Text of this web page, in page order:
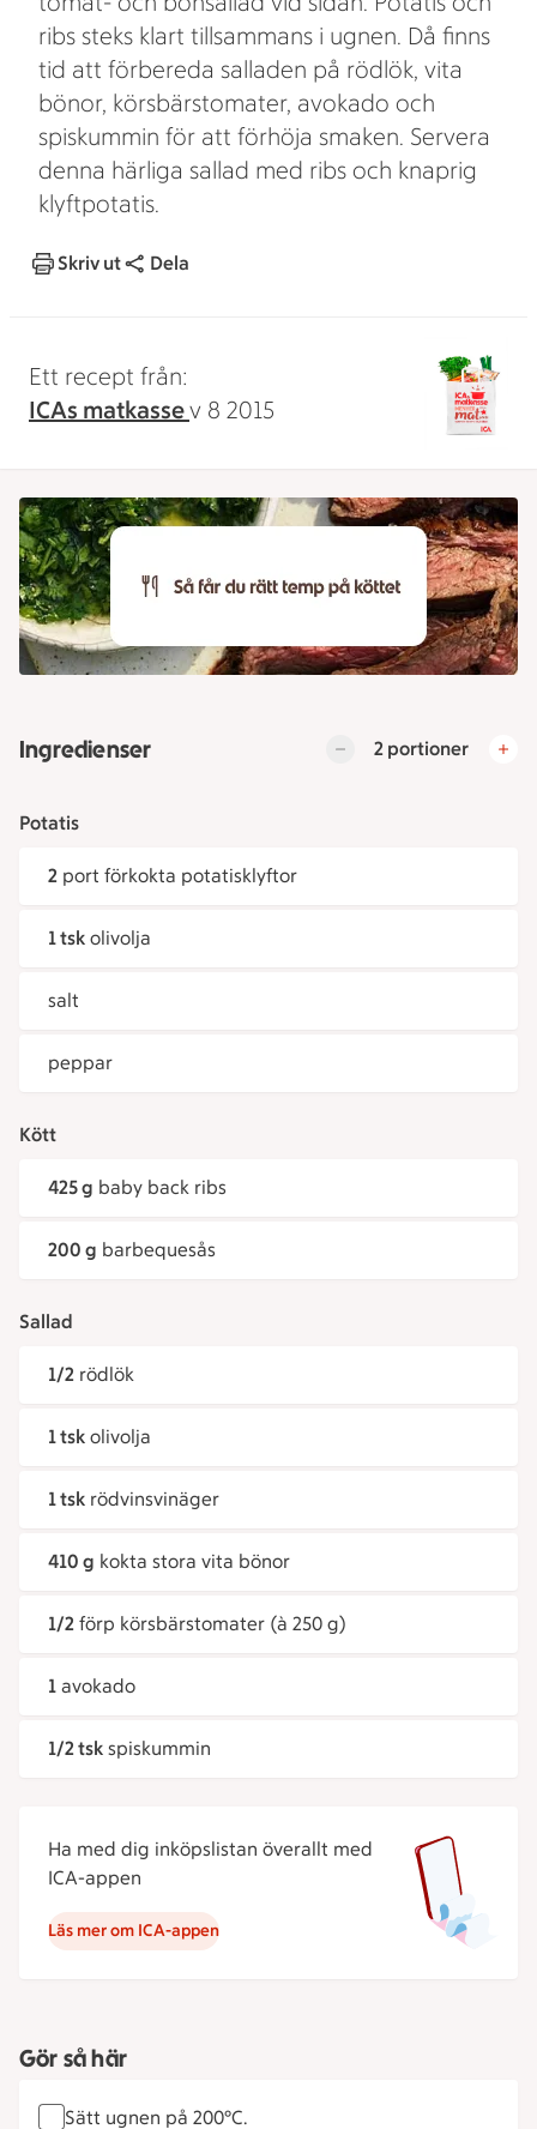
ribs steks klart tillsammans i ugnen. Då finns
tid att förbereda salladen på rödlök, vita
bönor, körsbärstomater, avokado och
spiskummin för att förhöja smaken. Servera
denna härliga sallad med ribs och knaprig
klyftpotatis.
Skriv ut Dela
Ett recept från:
ICAs matkassev 8 2015
Ingredienser 2 portioner
Potatis
2 port förkokta potatisklyftor
1 tsk olivolja
salt
peppar
Kött
425 g baby back ribs
200 g barbequesås
Sallad
1/2 rödlök
1 tsk olivolja
1 tsk rödvinsvinäger
410 g kokta stora vita bönor
1/2 förp körsbärstomater (à 250 g)
1 avokado
1/2 tsk spiskummin
Ha med dig inköpslistan överallt med
ICA-appen
Läs mer om ICA-appen
Gör så här
Sätt ugnen på 200°C.